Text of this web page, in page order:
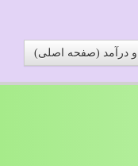
و درآمد (صفحه اصلی)